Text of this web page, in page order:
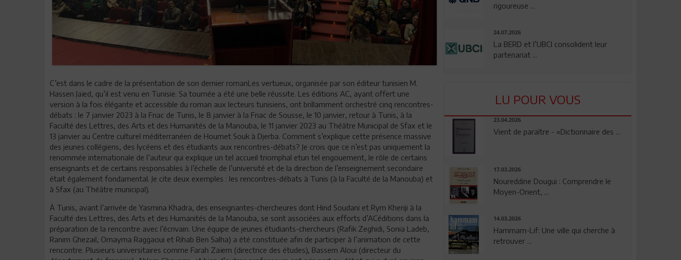
C’est dans le cadre de la présentation de son dernier romanLes vertueux, organisée par son éditeur tunisien M.
Hassen Jaïed, qu’il est venu en Tunisie. Sa tournée a été une belle réussite. Les éditions AC, ayant offert une
version à la fois élégante et accessible du roman aux lecteurs tunisiens, ont brillamment orchestré cinq rencontres-
débats : le 7 janvier 2023 à la Fnac de Tunis, le 8 janvier à la Fnac de Sousse, le 10 janvier, retour à Tunis, à la
Faculté des Lettres, des Arts et des Humanités de la Manouba, le 11 janvier 2023 au Théâtre Municipal de Sfax et le
13 janvier au Centre culturel méditerranéen de Houmet Souk à Djerba. Comment s’explique cette présence massive
des jeunes collégiens, des lycéens et des étudiants aux rencontres-débats? Je crois que ce n’est pas uniquement la
renommée internationale de l’auteur qui explique un tel accueil triomphal etun tel engouement, le rôle de certains
enseignants et de certains responsables à l’échelle de l’université et de la direction de l’enseignement secondaire
était également fondamental. Je cite deux exemples : les rencontres-débats à Tunis (à la Faculté de la Manouba) et
à Sfax (au Théâtre municipal).
À Tunis, avant l’arrivée de Yasmina Khadra, des enseignantes-chercheures dont Hind Soudani et Rym Kheriji à la
Faculté des Lettres, des Arts et des Humanités de la Manouba, se sont associées aux efforts d’ACéditions dans la
préparation de la rencontre avec l’écrivain. Une équipe de jeunes étudiants-chercheurs (Rafik Zeghidi, Sonia Ladeb,
Ranim Ghezail, Omayma Raggaoui et Rihab Ben Salha) a été constituée afin de participer à l’animation de cette
rencontre. Plusieurs universitaires comme Farah Zaïem (directrice des études), Bassem Aloui (directeur du
rigoureuse ...
24.07.2026
La BERD et l’UBCI consolident leur
partenariat ...
LU POUR VOUS
23.04.2026
Vient de paraître - «Dictionnaire des ...
17.03.2026
Noureddine Dougui : Comprendre le
Moyen-Orient, ...
14.03.2026
Hammam-Lif: Une ville qui cherche à
retrouver ...